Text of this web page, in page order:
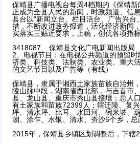
保靖县广播电视台每周4档期的《保靖
正成为全县人民的新闻，时政频道、信
县台以“新闻立台、栏目活台、广告兴台
措，不断改进政务报道，活化经济新闻
实落实三贴近要求，上稿，创优各项指
3418087 保靖县文化广电新闻出版局
2、电视节目：在电视公共频道的预留
济类、科技类、法制类、农业类、重大
的文艺节目以及广告等（有线）
保靖县，隶属于湘西土家族苗族自治州
陵山脉中段，湖南省西北部，与吉首市
县、龙山县、重庆市秀山县接壤；总人
有土家族和苗族72399人；辖迁陵、复
坪、清水坪、比耳、水田河、碗米坡、
朝、涂乍、水银、清水、夯沙6个乡，总
2015年，保靖县乡镇区划调整后，下辖2